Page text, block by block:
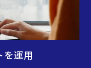
を運用